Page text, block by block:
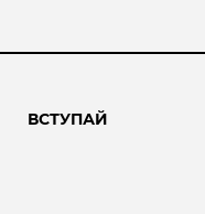
ВСТУПАЙ